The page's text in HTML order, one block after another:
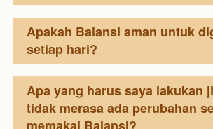
Apakah Balansi aman untuk
setiap hari?
Apa yang harus saya lakukan
tidak merasa ada perubahan